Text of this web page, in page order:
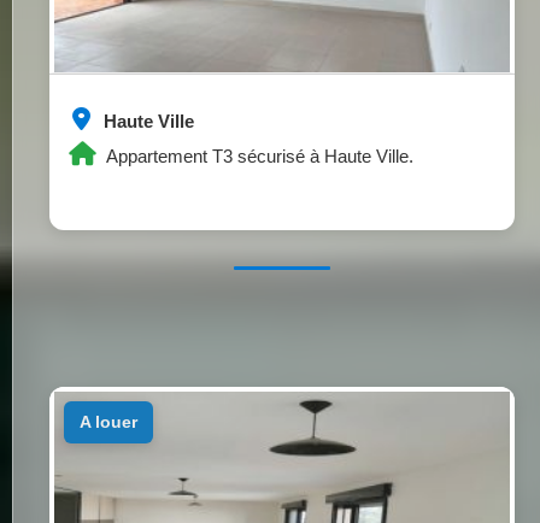
Haute Ville
Appartement T3 sécurisé à Haute Ville.
a louer